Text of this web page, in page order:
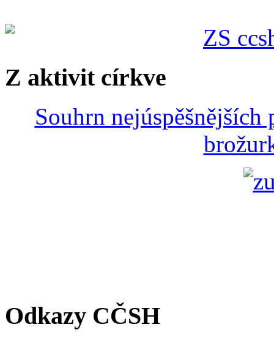
Z aktivit církve
Souhrn
Odkazy CČSH